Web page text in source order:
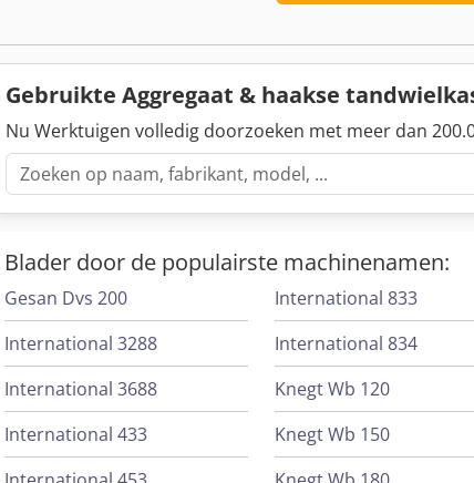
Gebruikte Aggregaat & haakse
Nu Werktuigen volledig doorzoeken met meer dan
Blader door de populairste machinenamen:
Gesan Dvs 200
International 3288
International 3688
International 433
International 833
International 834
Knegt Wb 120
Knegt Wb 150